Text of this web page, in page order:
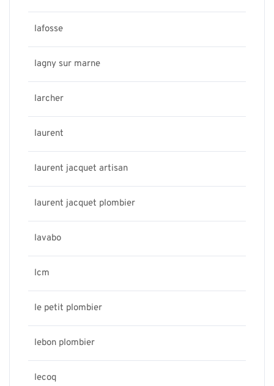
lafosse
lagny sur marne
larcher
laurent
laurent jacquet artisan
laurent jacquet plombier
lavabo
lcm
le petit plombier
lebon plombier
lecoq